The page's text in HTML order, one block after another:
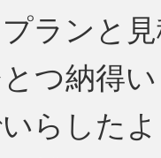
ランと
つ納得
らした